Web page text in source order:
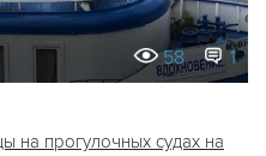
58 1
на прогулочных судах на